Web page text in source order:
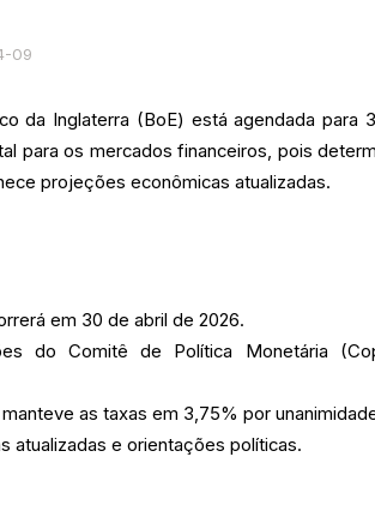
09
da Inglaterra (BoE) está agendada para
para os mercados financeiros, pois
projeções econômicas atualizadas.
em 30 de abril de 2026.
do Comitê de Política Monetária
as taxas em 3,75% por
atualizadas e orientações políticas.